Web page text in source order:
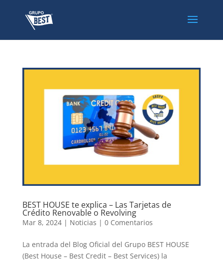
BEST HOUSE te explica – Las Tarjetas de
Crédito Renovable o Revolving
Mar 8, 2024| Noticias | 0 Comentarios
La entrada del Blog Oficial del Grupo BEST HOUSE
(Best House – Best Credit – Best Services) la